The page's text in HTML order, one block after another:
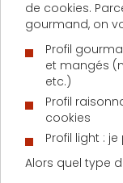
est préférable
cette date en
contrat
l’assureur.
cettedate
clairement par
litiges.
Une autre règle
FBF, condition
Bourquin, est l’
de cookies.
gourmand, on
Profil
et mangés
etc.)
Profil
cookies
Profil light :
Alors quel type